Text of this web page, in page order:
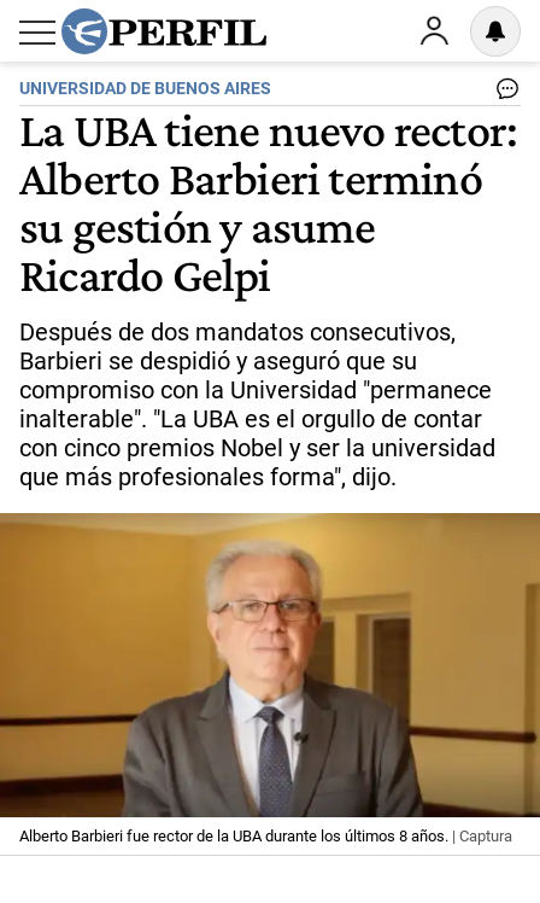
UNIVERSIDAD DE BUENOS AIRES
La UBA tiene nuevo rector:
Alberto Barbieri terminó
su gestión y asume
Ricardo Gelpi
Después de dos mandatos consecutivos,
Barbieri se despidió y aseguró que su
compromiso con la Universidad "permanece
inalterable". "La UBA es el orgullo de contar
con cinco premios Nobel y ser la universidad
que más profesionales forma", dijo.
Alberto Barbieri fue rector de la UBA durante los últimos 8 años. | Captura